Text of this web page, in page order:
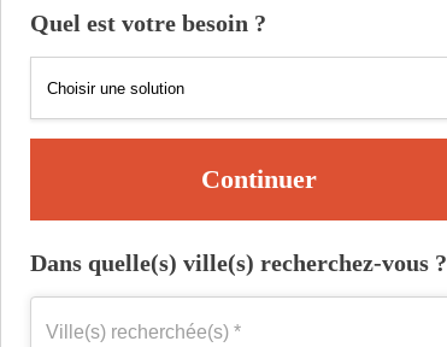
Quel est votre besoin ?
Continuer
Dans quelle(s) ville(s) recherchez-vous ?